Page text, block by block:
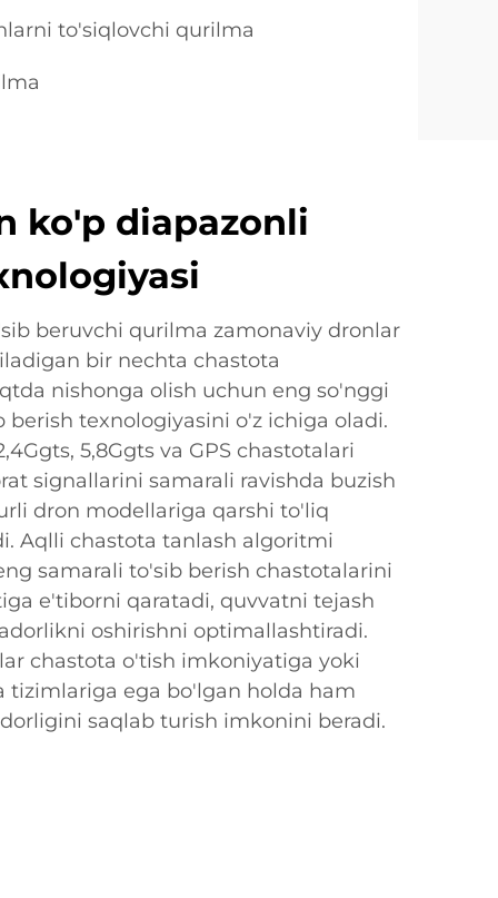
to'siqlovchi qurilma
ko'p diapazonli
beruvchi qurilma zamonaviy dronlar
bir nechta chastota
nishonga olish uchun eng so'nggi
berish texnologiyasini o'z ichiga oladi.
5,8Ggts va GPS chastotalari
signallarini samarali ravishda buzish
dron modellariga qarshi to'liq
Aqlli chastota tanlash algoritmi
samarali to'sib berish chastotalarini
e'tiborni qaratadi, quvvatni tejash
oshirishni optimallashtiradi.
chastota o'tish imkoniyatiga yoki
tizimlariga ega bo'lgan holda ham
saqlab turish imkonini beradi.